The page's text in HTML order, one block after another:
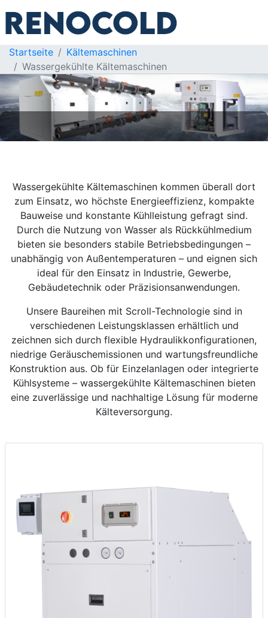
Startseite
Kältemaschinen
Wassergekühlte Kältemaschinen
Wassergekühlte Kältemaschinen kommen überall dort
zum Einsatz, wo höchste Energieeffizienz, kompakte
Bauweise und konstante Kühlleistung gefragt sind.
Durch die Nutzung von Wasser als Rückkühlmedium
bieten sie besonders stabile Betriebsbedingungen –
unabhängig von Außentemperaturen – und eignen sich
ideal für den Einsatz in Industrie, Gewerbe,
Gebäudetechnik oder Präzisionsanwendungen.
Unsere Baureihen mit Scroll-Technologie sind in
verschiedenen Leistungsklassen erhältlich und
zeichnen sich durch flexible Hydraulikkonfigurationen,
niedrige Geräuschemissionen und wartungsfreundliche
Konstruktion aus. Ob für Einzelanlagen oder integrierte
Kühlsysteme – wassergekühlte Kältemaschinen bieten
eine zuverlässige und nachhaltige Lösung für moderne
Kälteversorgung.